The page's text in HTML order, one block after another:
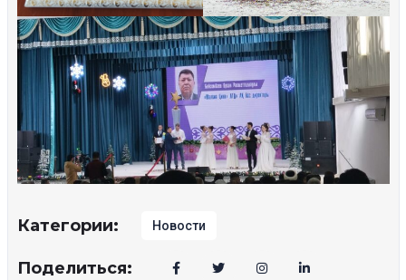
Категории: Новости
Поделиться: